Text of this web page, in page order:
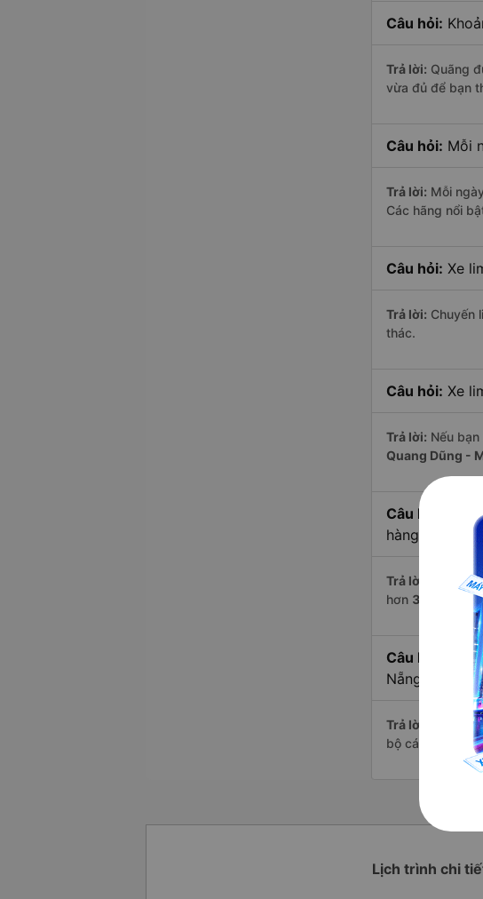
Câu hỏi:
Trả lời: Quãng
vừa đủ để bạn
Câu hỏi: Mỗi
Trả lời: Mỗi
Các hãng nổi
Câu hỏi: Xe
Trả lời: Chuyến
thác.
Câu hỏi: Xe
Trả lời: Nếu
Quang Dũng -
Câu hỏi:
Xe
hàng đánh
Trả lời: Trong
hơn 371 từ
Câu hỏi:
Đây
Nẵng không?
Trả lời:
Hiện tại
bộ các chuyến
Lịch trình chi